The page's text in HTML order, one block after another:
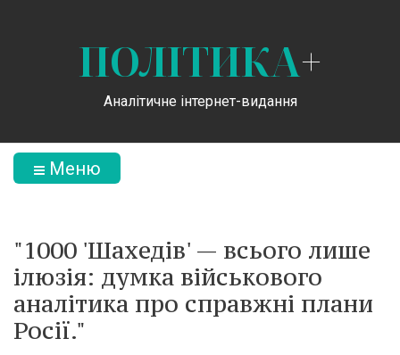
ПОЛІТИКА+
Аналітичне інтернет-видання
Меню
"1000 'Шахедів' — всього лише
ілюзія: думка військового
аналітика про справжні плани
Росії."